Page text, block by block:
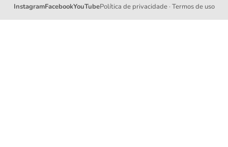
InstagramFacebookYouTubePolítica de privacidade· Termos de uso